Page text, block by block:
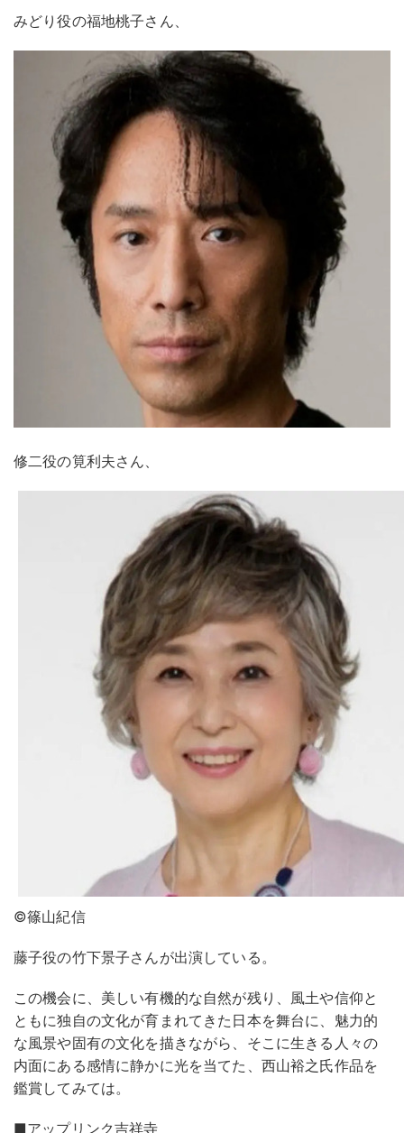
みどり役の福地桃子さん、
修二役の筧利夫さん、
©︎篠山紀信
藤子役の竹下景子さんが出演している。
この機会に、美しい有機的な自然が残り、風土や信仰と
ともに独自の文化が育まれてきた日本を舞台に、魅力的
な風景や固有の文化を描きながら、そこに生きる人々の
内面にある感情に静かに光を当てた、⻄山裕之氏作品を
鑑賞してみては。
■アップリンク吉祥寺